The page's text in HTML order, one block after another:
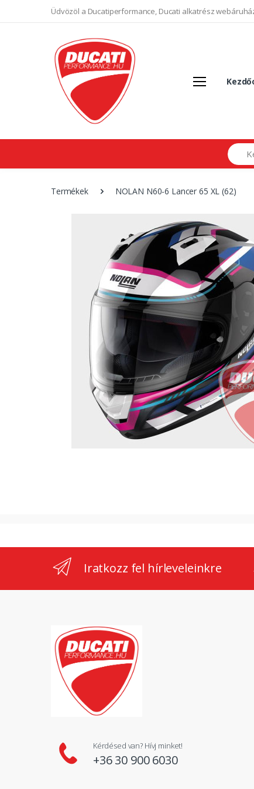
Üdvözöl a Ducatiperformance, Ducati alkatrész
Search
Termékek NOLAN N60-6 Lancer 65 XL (62)
Iratkozz fel hírleveleinkre
Kérdésed van? Hívj minket!
+36 30 900 6030